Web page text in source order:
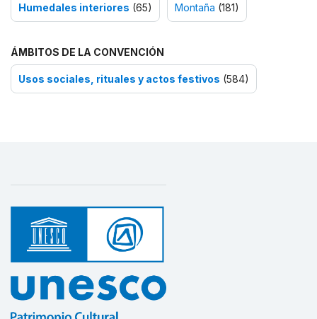
Humedales interiores (65) Montaña (181)
ÁMBITOS DE LA CONVENCIÓN
Usos sociales, rituales y actos festivos (584)